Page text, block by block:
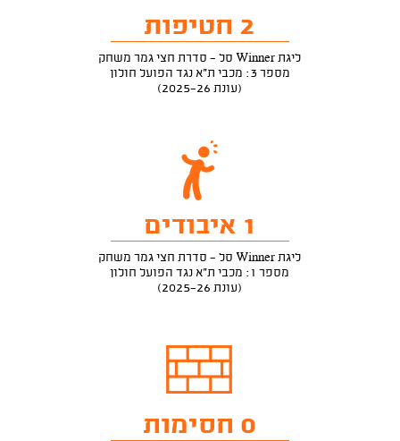
2 חטיפות
ליגת Winner סל - סדרת חצי גמר משחק
מספר 3: מכבי ת"א נגד הפועל חולון
(עונת 2025-26)
1 איבודים
ליגת Winner סל - סדרת חצי גמר משחק
מספר 1: מכבי ת"א נגד הפועל חולון
(עונת 2025-26)
0 חסימות